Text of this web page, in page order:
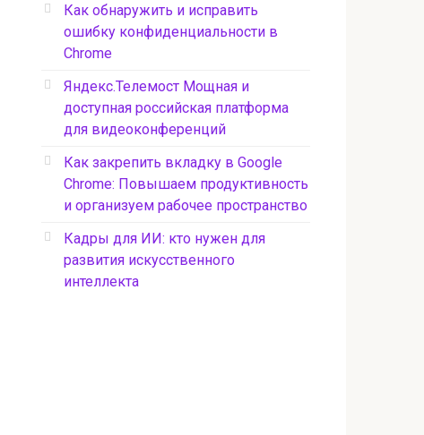
Как обнаружить и исправить
ошибку конфиденциальности в
Chrome
Яндекс.Телемост Мощная и
доступная российская платформа
для видеоконференций
Как закрепить вкладку в Google
Chrome: Повышаем продуктивность
и организуем рабочее пространство
Кадры для ИИ: кто нужен для
развития искусственного
интеллекта